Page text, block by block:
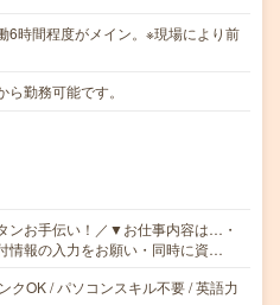
時間程度がメイン。※現場により前
勤務可能です。
ンお手伝い！／▼お仕事内容は…・
情報の入力をお願い・同時に資…
クOK / パソコンスキル不要 / 英語力